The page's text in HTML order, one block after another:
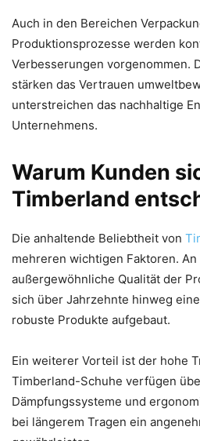
Auch in den Bereichen
Produktionsprozesse werden
Verbesserungen vorgenommen.
stärken das Vertrauen
unterstreichen das nachhaltige
Unternehmens.
Warum Kunden
Timberland
Die anhaltende Beliebtheit von
mehreren wichtigen Faktoren.
außergewöhnliche Qualität der
sich über Jahrzehnte hinweg
robuste Produkte aufgebaut.
Ein weiterer Vorteil ist der hohe
Timberland-Schuhe verfügen
Dämpfungssysteme und
bei längerem Tragen ein